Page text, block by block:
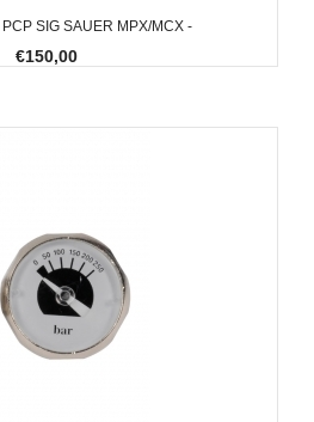
SIG SAUER MPX/MCX -
€150,00